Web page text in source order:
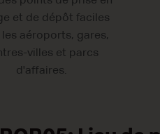
et de dépôt faciles
les aéroports, gares,
villes et parcs
d'affaires.